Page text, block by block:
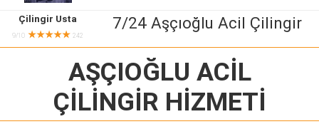
Çilingir Usta
9/10 ★★★★★242
7/24 Aşçıoğlu Acil Çilingir
AŞÇIOĞLU ACİL
ÇİLİNGİR HİZMETİ